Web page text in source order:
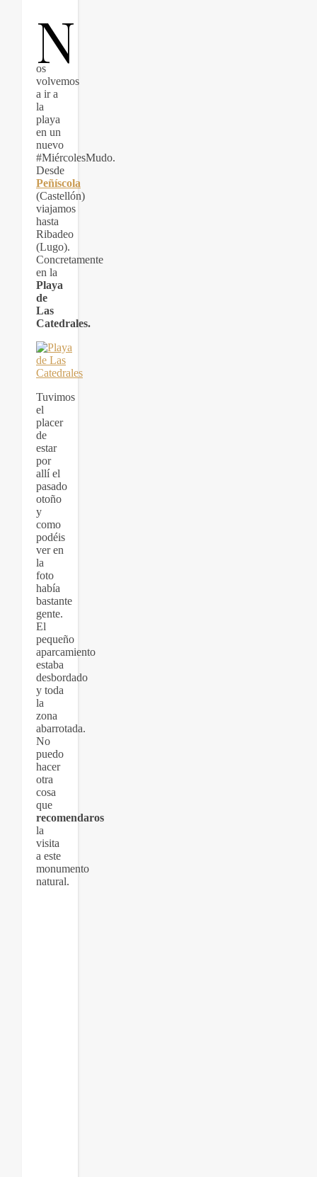
N
os
volvemos
a ir a
la
playa
en un
nuevo
#MiércolesMudo.
Desde
Peñíscola
(Castellón)
viajamos
hasta
Ribadeo
(Lugo).
Concretamente
en la
Playa
de
Las
Catedrales.
Tuvimos
el
placer
de
estar
por
allí el
pasado
otoño
y
como
podéis
ver en
la
foto
había
bastante
gente.
El
pequeño
aparcamiento
estaba
desbordado
y toda
la
zona
abarrotada.
No
puedo
hacer
otra
cosa
que
recomendaros
la
visita
a este
monumento
natural.